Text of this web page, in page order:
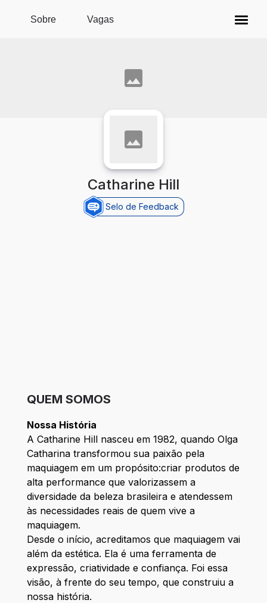
Pular para o conteúdo principal
Sobre Vagas
Catharine Hill
Selo de Feedback
QUEM SOMOS
Nossa História
A Catharine Hill nasceu em 1982, quando Olga
Catharina transformou sua paixão pela
maquiagem em um propósito:criar produtos de
alta performance que valorizassem a
diversidade da beleza brasileira e atendessem
às necessidades reais de quem vive a
maquiagem.
Desde o início, acreditamos que maquiagem vai
além da estética. Ela é uma ferramenta de
expressão, criatividade e confiança. Foi essa
visão, à frente do seu tempo, que construiu a
nossa história.